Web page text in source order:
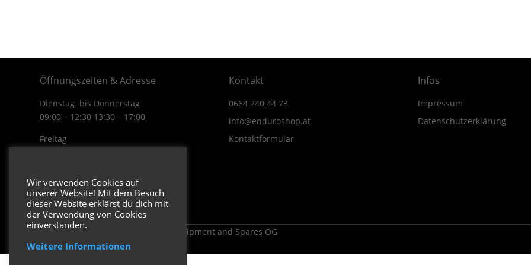
Öffnungszeiten & Adresse
Dienstag bis Donnerstag
09:00 – 12:30 13:30 – 17:00
Freitag
3170 Hainfeld
In Google Maps öffnen.
Kontakt
0664 240 44 73
info@enduroshop.at
Kontaktformular
Infos
Impressum
Datenschutzerklärung
Copyright 2026 ENDUROSHOP.at Equipment and Spares OG
Wir verwenden Cookies auf
unserer Website! Mit dem Besuch
dieser Website erklärst du dich mit
der Verwendung von Cookies
einverstanden.
Weitere Informationen